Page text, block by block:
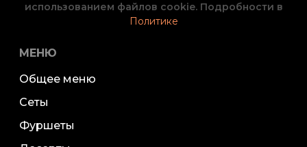
использованием файлов cookie. Подробности в
Политике
МЕНЮ
Общее меню
Сеты
Фуршеты